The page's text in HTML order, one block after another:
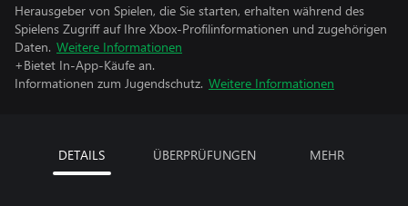
Herausgeber von Spielen, die Sie starten, erhalten während des
Spielens Zugriff auf Ihre Xbox-Profilinformationen und zugehörigen
Daten. Weitere Informationen
+Bietet In-App-Käufe an.
Informationen zum Jugendschutz. Weitere Informationen
DETAILS ÜBERPRÜFUNGEN MEHR